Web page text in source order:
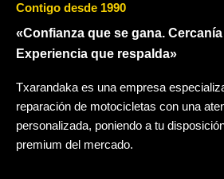
Contigo desde 1990
«Confianza que se gana.
Experiencia que respalda»
Txarandaka es una empresa
reparación de motocicletas con una
personalizada, poniendo a tu
premium del mercado.